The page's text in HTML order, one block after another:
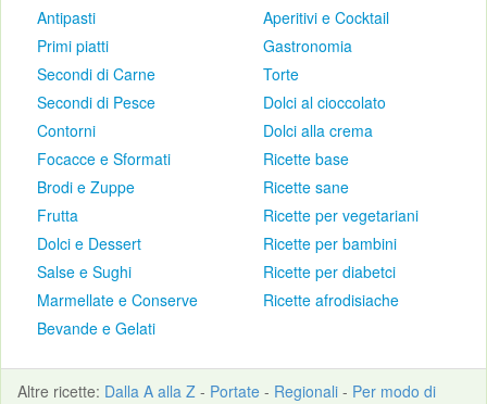
Antipasti
Primi piatti
Secondi di Carne
Secondi di Pesce
Contorni
Focacce e Sformati
Brodi e Zuppe
Frutta
Dolci e Dessert
Salse e Sughi
Marmellate e Conserve
Bevande e Gelati
Aperitivi e Cocktail
Gastronomia
Torte
Dolci al cioccolato
Dolci alla crema
Ricette base
Ricette sane
Ricette per vegetariani
Ricette per bambini
Ricette per diabetci
Ricette afrodisiache
Altre ricette: Dalla A alla Z - Portate - Regionali - Per modo di